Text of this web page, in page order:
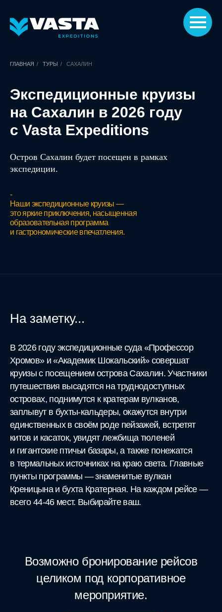
ГЛАВНАЯ / ТУРЫ / САХАЛИН
Экспедиционные круизы
на Сахалин в 2026 году
с Vasta Expeditions
Остров Сахалин будет посещен в рамках
экспедиции.
-
Наши экспедиционные круизы —
это яркие приключения, насыщенная
образовательная программа
и гастрономические впечатления.
На заметку...
В 2026 году экспедиционные суда «Профессор
Хромов» и «Академик Шокальский» совершат
круизы с посещением острова Сахалин. Участники
путешествия высадятся на труднодоступных
островах, поднимутся к кратерам вулканов,
заплывут в бухты-кальдеры, окажутся внутри
единственных в своём роде пейзажей, встретят
китов и касаток, увидят лежбища тюленей
и гигантские птичьи базары, а также понежатся
в термальных источниках на краю света. Главные
пункты программы — знаменитые вулкан
Креницына и бухта Кратерная. На каждом рейсе —
всего 44-46 мест. Выбирайте ваш.
Возможно бронирование рейсов
целиком под корпоративное
мероприятие.